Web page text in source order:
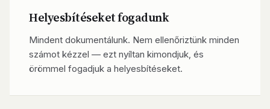
Helyesbítéseket fogadunk
Mindent dokumentálunk. Nem ellenőriztünk minden
számot kézzel — ezt nyíltan kimondjuk, és
örömmel fogadjuk a helyesbítéseket.